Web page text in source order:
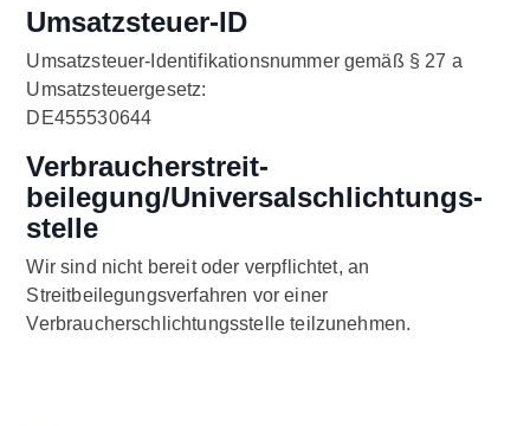
Umsatzsteuer-ID
Umsatzsteuer-Identifikationsnummer gemäß § 27 a
Umsatzsteuergesetz:
DE455530644
Verbraucher­streit­
beilegung/Universal­schlichtungs­
stelle
Wir sind nicht bereit oder verpflichtet, an
Streitbeilegungsverfahren vor einer
Verbraucherschlichtungsstelle teilzunehmen.